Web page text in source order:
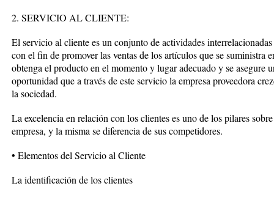
2. SERVICIO AL CLIENTE:
El servicio al cliente es un conjunto de actividades
con el fin de promover las ventas de los artículos que se suministra
obtenga el producto en el momento y lugar adecuado y se asegure
oportunidad que a través de este servicio la empresa proveedora
la sociedad.
La excelencia en relación con los clientes es uno de los pilares
empresa, y la misma se diferencia de sus competidores.
• Elementos del Servicio al Cliente
La identificación de los clientes